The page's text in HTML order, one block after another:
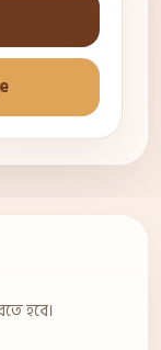
হবে।